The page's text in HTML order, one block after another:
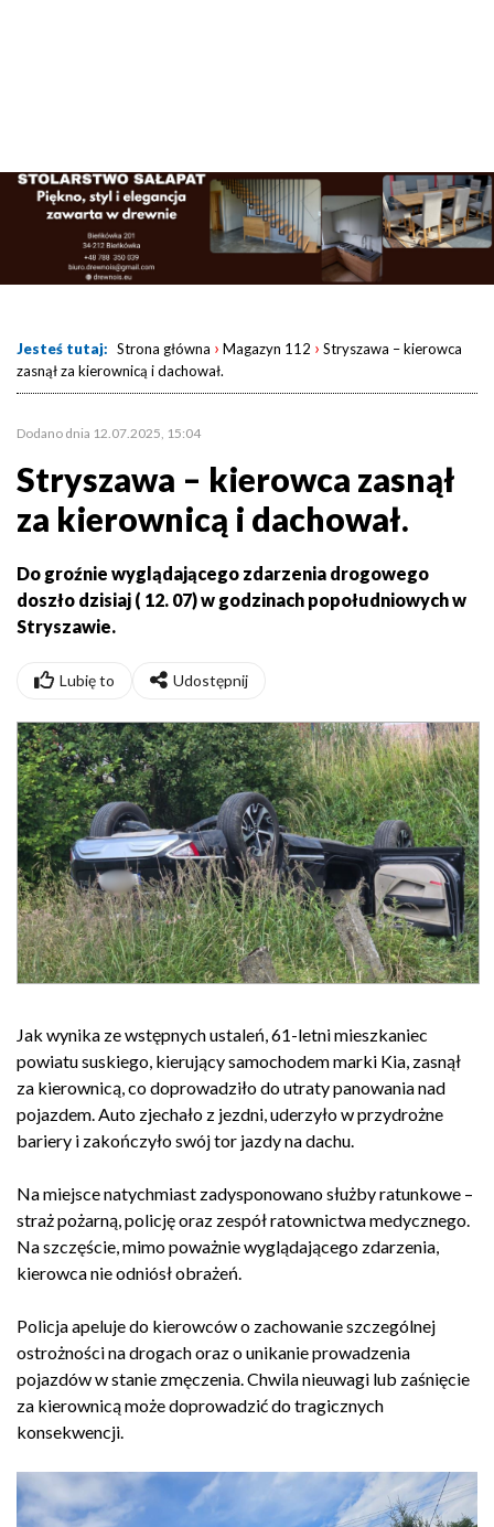
Jesteś tutaj: Strona główna › Magazyn 112 › Stryszawa – kierowca
zasnął za kierownicą i dachował.
Dodano dnia 12.07.2025, 15:04
Stryszawa – kierowca zasnął
za kierownicą i dachował.
Do groźnie wyglądającego zdarzenia drogowego
doszło dzisiaj ( 12. 07) w godzinach popołudniowych w
Stryszawie.
Lubię to Udostępnij
Jak wynika ze wstępnych ustaleń, 61-letni mieszkaniec
powiatu suskiego, kierujący samochodem marki Kia, zasnął
za kierownicą, co doprowadziło do utraty panowania nad
pojazdem. Auto zjechało z jezdni, uderzyło w przydrożne
bariery i zakończyło swój tor jazdy na dachu.
Na miejsce natychmiast zadysponowano służby ratunkowe –
straż pożarną, policję oraz zespół ratownictwa medycznego.
Na szczęście, mimo poważnie wyglądającego zdarzenia,
kierowca nie odniósł obrażeń.
Policja apeluje do kierowców o zachowanie szczególnej
ostrożności na drogach oraz o unikanie prowadzenia
pojazdów w stanie zmęczenia. Chwila nieuwagi lub zaśnięcie
za kierownicą może doprowadzić do tragicznych
konsekwencji.